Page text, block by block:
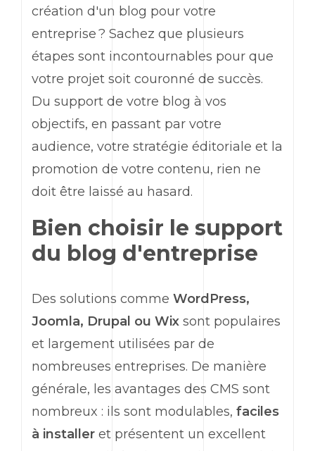
création d'un blog pour votre
entreprise ? Sachez que plusieurs
étapes sont incontournables pour que
votre projet soit couronné de succès.
Du support de votre blog à vos
objectifs, en passant par votre
audience, votre stratégie éditoriale et la
promotion de votre contenu, rien ne
doit être laissé au hasard.
Bien choisir le support
du blog d'entreprise
Des solutions comme WordPress,
Joomla, Drupal ou Wix sont populaires
et largement utilisées par de
nombreuses entreprises. De manière
générale, les avantages des CMS sont
nombreux : ils sont modulables, faciles
à installer et présentent un excellent